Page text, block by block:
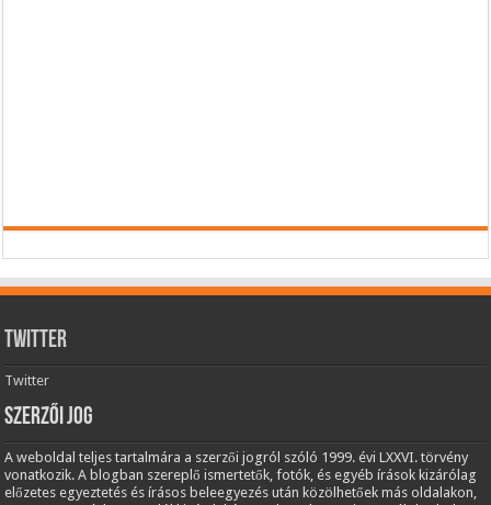
Twitter
Twitter
Szerzői jog
A weboldal teljes tartalmára a szerzői jogról szóló 1999. évi LXXVI. törvény
vonatkozik. A blogban szereplő ismertetők, fotók, és egyéb írások kizárólag
előzetes egyeztetés és írásos beleegyezés után közölhetőek más oldalakon,